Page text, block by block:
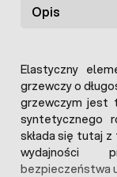
Opis
Elastyczny
grzewczy o
grzewczym jest
syntetycznego
składa się tutaj
wydajności
bezpieczeństwa